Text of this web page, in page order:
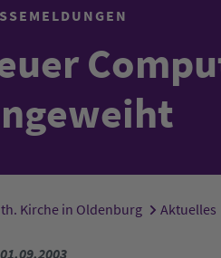
sind hier:
Kirche in Oldenburg Aktuelles